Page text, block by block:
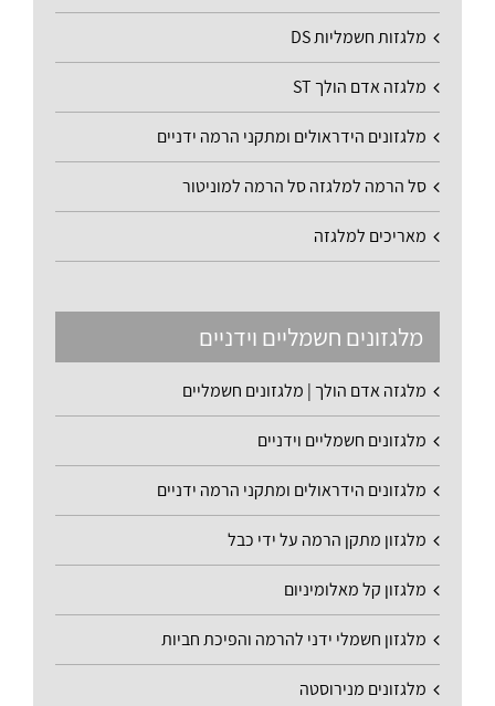
מלגזות חשמליות DS
מלגזה אדם הולך ST
מלגזונים הידראולים ומתקני הרמה ידניים
סל הרמה למלגזה סל הרמה למוניטור
מאריכים למלגזה
מלגזונים חשמליים וידניים
מלגזה אדם הולך | מלגזונים חשמליים
מלגזונים חשמליים וידניים
מלגזונים הידראולים ומתקני הרמה ידניים
מלגזון מתקן הרמה על ידי כבל
מלגזון קל מאלומיניום
מלגזון חשמלי ידני להרמה והפיכת חביות
מלגזונים מנירוסטה